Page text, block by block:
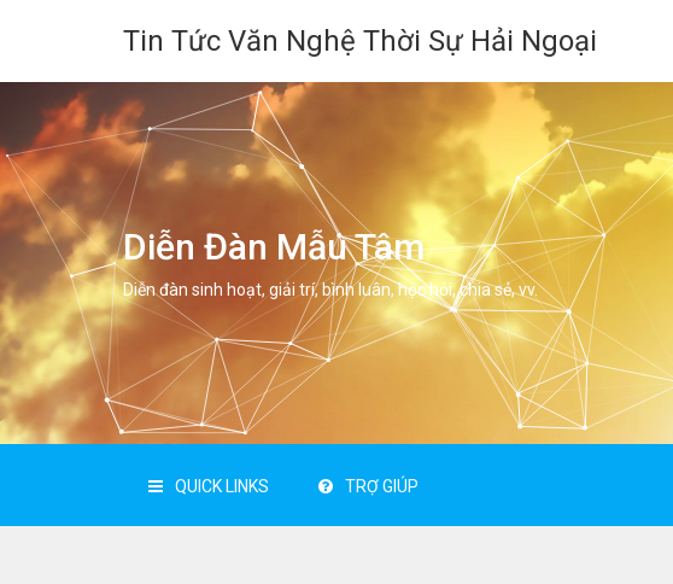
Tin Tức Văn Nghệ Thời Sự Hải Ngoại
Diễn Đàn Mẫu Tâm
Diễn đàn sinh hoạt, giải trí, bình luân, học hỏi, chia sẻ, vv.
QUICK LINKS TRỢ GIÚP